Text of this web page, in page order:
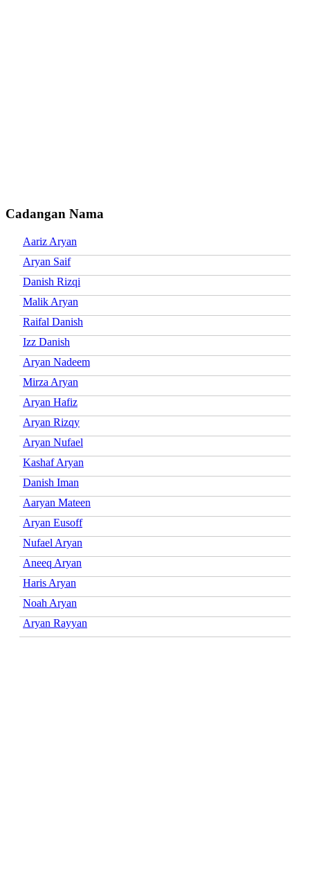
Cadangan Nama
Aariz Aryan
Aryan Saif
Danish Rizqi
Malik Aryan
Raifal Danish
Izz Danish
Aryan Nadeem
Mirza Aryan
Aryan Hafiz
Aryan Rizqy
Aryan Nufael
Kashaf Aryan
Danish Iman
Aaryan Mateen
Aryan Eusoff
Nufael Aryan
Aneeq Aryan
Haris Aryan
Noah Aryan
Aryan Rayyan